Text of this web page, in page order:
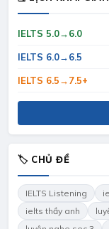
IELTS 5.0→6.0
IELTS 6.0→6.5
IELTS 6.5→7.5+
🏷 CHỦ ĐỀ
IELTS Listening
ielts thầy anh